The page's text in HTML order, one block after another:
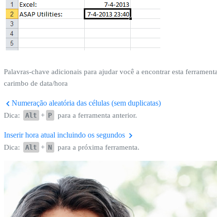
Palavras-chave adicionais para ajudar você a encontrar esta
carimbo de data/hora
Numeração aleatória das células (sem duplicatas)
Dica: Alt + P para a ferramenta anterior.
Inserir hora atual incluindo os segundos
Dica: Alt + N para a próxima ferramenta.